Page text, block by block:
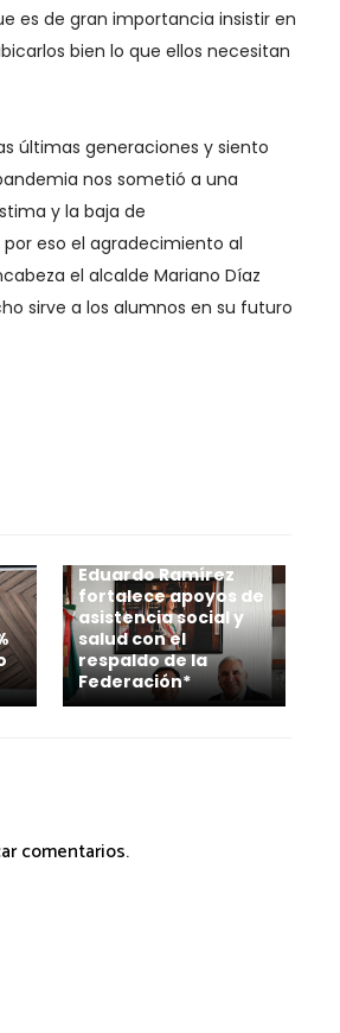
es de gran importancia insistir en
bien lo que ellos necesitan
últimas generaciones y siento
nos sometió a una
y la baja de
eso el agradecimiento al
el alcalde Mariano Díaz
sirve a los alumnos en su futuro
Eduardo Ramírez
fortalece apoyos de
asistencia social y
salud con el
respaldo de la
Federación*
comentarios.